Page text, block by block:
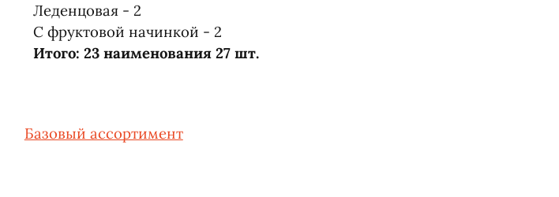
Леденцовая - 2
С фруктовой начинкой - 2
Итого: 23 наименования 27 шт.
Базовый ассортимент